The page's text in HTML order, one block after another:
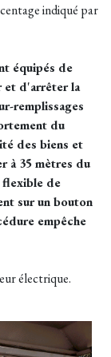
indiqué par
équipés de
et d'arrêter la
remplissages
du
des biens et
à 35 mètres du
flexible de
sur un bouton
empêche
électrique.